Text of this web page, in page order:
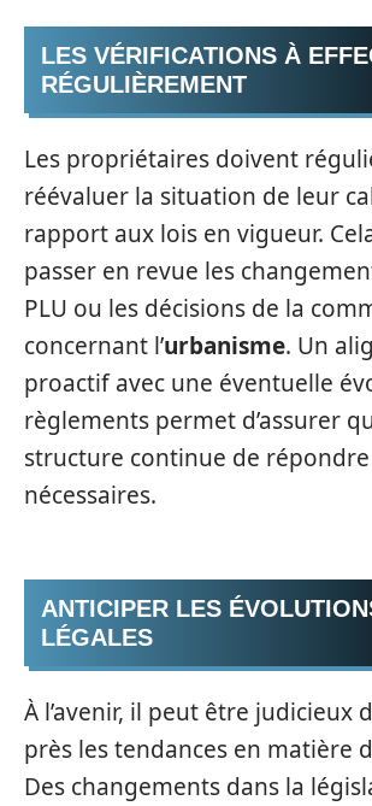
LES VÉRIFICATIONS À
RÉGULIÈREMENT
Les propriétaires doivent
réévaluer la situation de leur
rapport aux lois en vigueur.
passer en revue les
PLU ou les décisions de la
concernant l’urbanisme. Un
proactif avec une éventuelle
règlements permet d’assurer
structure continue de
nécessaires.
ANTICIPER LES
LÉGALES
À l’avenir, il peut être judicieux
près les tendances en matière
Des changements dans la